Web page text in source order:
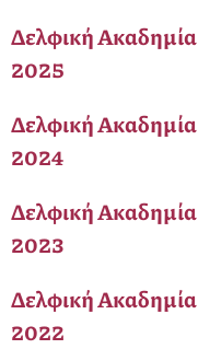
Δελφική
2025
Δελφική
2024
Δελφική
2023
Δελφική
2022